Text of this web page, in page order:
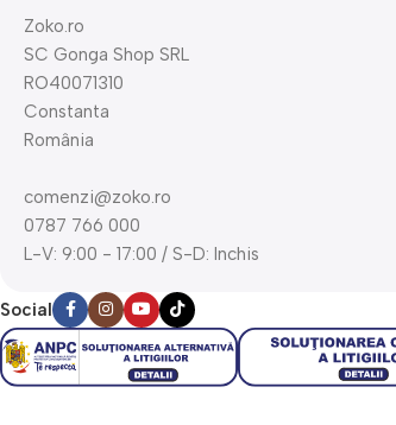
Zoko.ro
SC Gonga Shop SRL
RO40071310
Constanta
România
comenzi@zoko.ro
0787 766 000
L-V: 9:00 - 17:00 / S-D: Inchis
Social